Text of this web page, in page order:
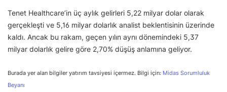
Tenet Healthcare’in üç aylık gelirleri 5,22 milyar dolar olarak
gerçekleşti ve 5,16 milyar dolarlık analist beklentisinin üzerinde
kaldı. Ancak bu rakam, geçen yılın aynı dönemindeki 5,37
milyar dolarlık gelire göre 2,70% düşüş anlamına geliyor.
Burada yer alan bilgiler yatırım tavsiyesi içermez. Bilgi için: Midas Sorumluluk
Beyanı